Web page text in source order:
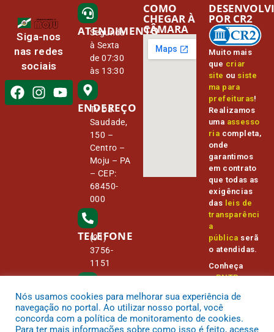
Siga-nos
nas redes
sociais
ATENDIMENTO
Segunda
à Sexta
de 07:30
às 13:30
ENDEREÇO
Tv Da
Saudade,
150 –
Centro –
Moju – PA
– CEP:
68450-
000
TELEFONE
(91)
3756-
1151
E-MAIL
camara@
cmmoju.p
a.gov.br
COMO
CHEGAR À
CÂMARA
Muito mais
que criar
site ou siste
ma para
prefeituras!
Realizamos
uma assesso
ria completa,
onde
garantimos
em contrato
que todas as
exigências
das leis de
transparênci
a
pública serã
o atendidas.
Conheça
oPNTPe
Transparênc
ia Pública
POR CR2
Nós usamos cookies para melhorar sua experiência de
navegação no portal. Ao utilizar nosso portal, você
concorda com a política de monitoramento de cookies.
Para ter mais informações sobre como isso é feito, acesse